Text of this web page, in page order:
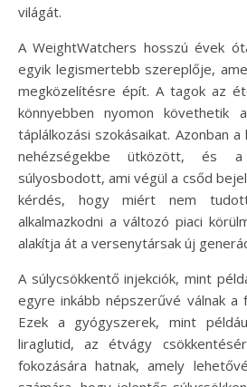
világát.
A WeightWatchers hosszú évek
egyik legismertebb szereplője,
megközelítésre épít. A tagok az
könnyebben nyomon követhetik
táplálkozási szokásaikat. Azonban
nehézségekbe ütközött, és
súlyosbodott, ami végül a csőd
kérdés, hogy miért nem
alkalmazkodni a változó piaci
alakítja át a versenytársak új
A súlycsökkentő injekciók, mint
egyre inkább népszerűvé válnak a
Ezek a gyógyszerek, mint
liraglutid, az étvágy
fokozására hatnak, amely